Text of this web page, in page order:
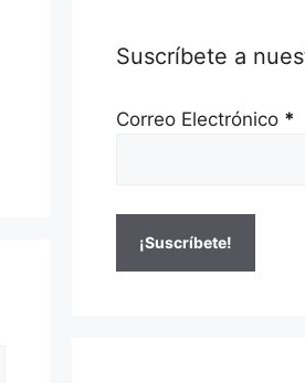
Suscríbete a
Correo Electrónico *